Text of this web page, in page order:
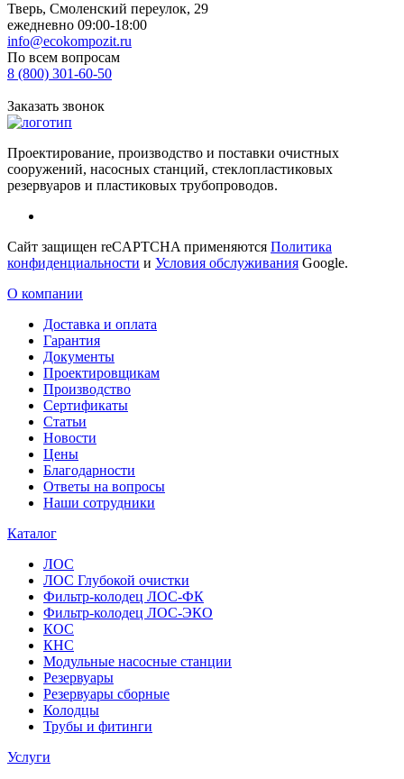
Тверь, Смоленский переулок, 29
ежедневно 09:00-18:00
info@ecokompozit.ru
По всем вопросам
8 (800) 301-60-50
Заказать звонок
Проектирование, производство и поставки очистных
сооружений, насосных станций, стеклопластиковых
резервуаров и пластиковых трубопроводов.
Сайт защищен reCAPTCHA применяются Политика
конфиденциальности и Условия обслуживания Google.
О компании
Доставка и оплата
Гарантия
Документы
Проектировщикам
Производство
Сертификаты
Статьи
Новости
Цены
Благодарности
Ответы на вопросы
Наши сотрудники
Каталог
ЛОС
ЛОС Глубокой очистки
Фильтр-колодец ЛОС-ФК
Фильтр-колодец ЛОС-ЭКО
КОС
КНС
Модульные насосные станции
Резервуары
Резервуары сборные
Колодцы
Трубы и фитинги
Услуги